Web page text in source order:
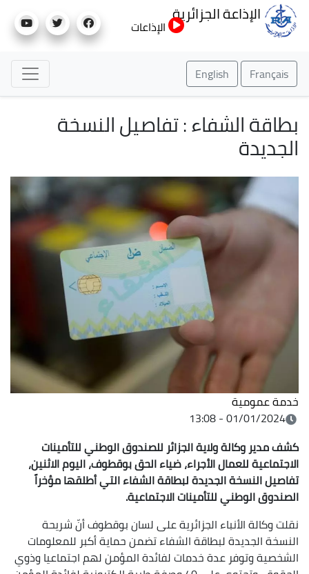
إلى
الإذاعة الجزائرية
الإذاعات
Français
English
بطاقة الشفاء : تفاصيل النسخة
الجديدة
خدمة عمومية
01/01/2024 - 13:08
كشف مدير وكالة ولاية الجزائر للصندوق الوطني للتأمينات
الاجتماعية للعمال الأجراء، ضياء الحق بوقطوف، اليوم الاثنين،
تفاصيل النسخة الجديدة لبطاقة الشفاء التي أطلقها مؤخراً
الصندوق الوطني للتأمينات الاجتماعية.
نقلت وكالة الأنباء الجزائرية على لسان بوقطوف أنّ شريحة
النسخة الجديدة لبطاقة الشفاء تضمن حماية أكبر للمعلومات
الشخصية وتوفر عدة خدمات لفائدة المؤمن لهم اجتماعيا وذوي